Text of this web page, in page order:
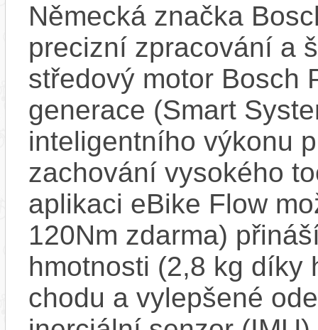
Německá značka
precizní zpracování a
středový motor Bosch
generace (Smart
inteligentního výkonu
zachování vysokého
aplikaci eBike Flow
120Nm zdarma)
hmotnosti (2,8 kg díky
chodu a vylepšené